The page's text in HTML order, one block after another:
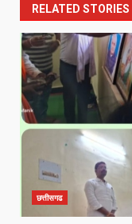
RELATED STORIES
छत्तीसगढ